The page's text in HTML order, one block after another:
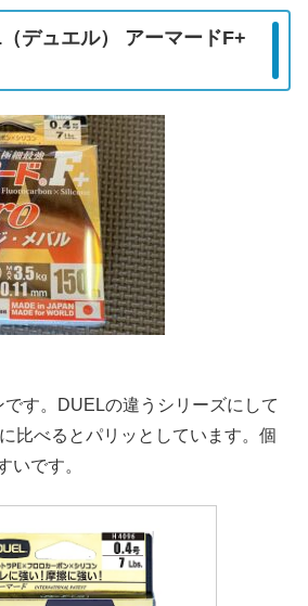
デュエル） アーマードF+
す。DUELの違うシリーズにして
比べるとパリッとしています。個
いです。